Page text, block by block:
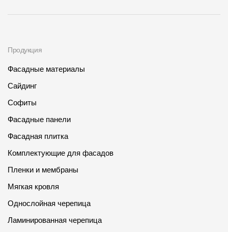
Продукция
Фасадные материалы
Сайдинг
Софиты
Фасадные панели
Фасадная плитка
Комплектующие для фасадов
Пленки и мембраны
Мягкая кровля
Однослойная черепица
Ламинированная черепица